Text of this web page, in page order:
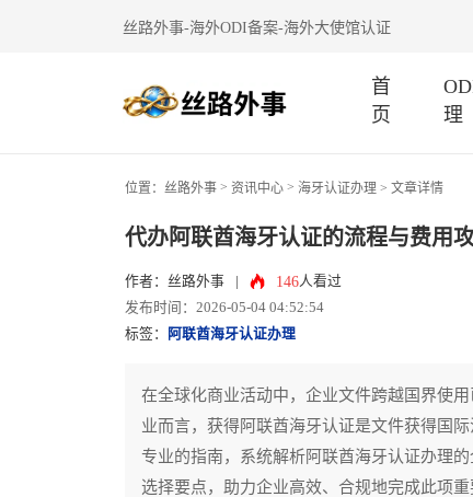
丝路外事-海外ODI备案-海外大使馆认证
首
页
理
位置： 丝路外事 > 资讯中心 > 海牙认证办理 > 文章详情
代办阿联酋海牙认证的流程与费用
作者：丝路外事 146人看过
发布时间：2026-05-04 04:52:54
标签：
阿联酋海牙认证办理
在全球化商业活动中，企业文件跨越国界使
业而言，获得阿联酋海牙认证是文件获得国
专业的指南，系统解析阿联酋海牙认证办理
选择要点，助力企业高效、合规地完成此项